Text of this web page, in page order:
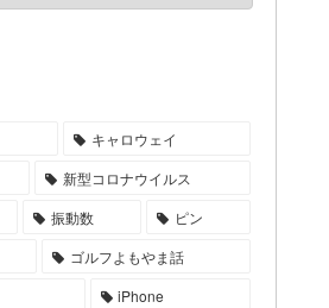
キャロウェイ
新型コロナウイルス
振動数
ピン
ゴルフよもやま話
iPhone